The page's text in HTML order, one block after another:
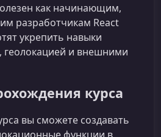
как начинающим,
разработчикам React
укрепить навыки
геолокацией и внешними
курса
вы сможете создавать